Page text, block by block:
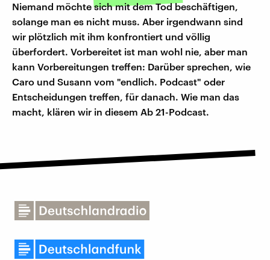
Niemand möchte sich mit dem Tod beschäftigen,
solange man es nicht muss. Aber irgendwann sind
wir plötzlich mit ihm konfrontiert und völlig
überfordert. Vorbereitet ist man wohl nie, aber man
kann Vorbereitungen treffen: Darüber sprechen, wie
Caro und Susann vom "endlich. Podcast" oder
Entscheidungen treffen, für danach. Wie man das
macht, klären wir in diesem Ab 21-Podcast.